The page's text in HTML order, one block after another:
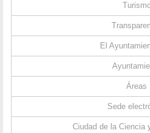
El
Áreas
Sede
Ciudad de la Ciencia